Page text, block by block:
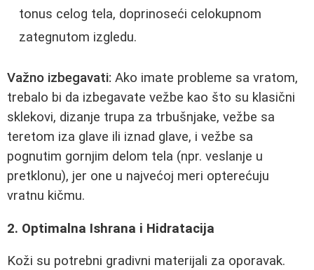
tonus celog tela, doprinoseći celokupnom
zategnutom izgledu.
Važno izbegavati: Ako imate probleme sa vratom,
trebalo bi da izbegavate vežbe kao što su klasični
sklekovi, dizanje trupa za trbušnjake, vežbe sa
teretom iza glave ili iznad glave, i vežbe sa
pognutim gornjim delom tela (npr. veslanje u
pretklonu), jer one u najvećoj meri opterećuju
vratnu kičmu.
2. Optimalna Ishrana i Hidratacija
Koži su potrebni gradivni materijali za oporavak.